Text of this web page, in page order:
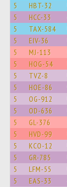
5 HBT-32
5 HCC-33
5 TAX-584
5 EIV-36
5 MJ-113
5 HOG-54
5 TVZ-8
5 HOE-86
5 OG-912
5 OD-636
5 GL-376
5 HVD-99
5 KCO-12
5 GR-785
5 LFM-55
5 EAS-33